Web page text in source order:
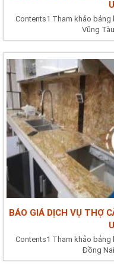
Contents1 Tham khảo
Vũng
BÁO GIÁ DỊCH VỤ THỢ
Contents1 Tham khảo
Đồng